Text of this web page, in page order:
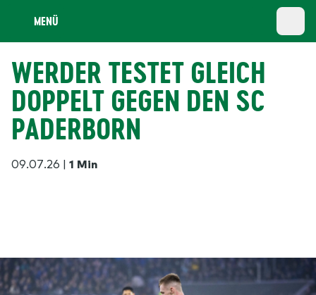
MENÜ
WERDER TESTET GLEICH
DOPPELT GEGEN DEN SC
PADERBORN
09.07.26 | 1 Min